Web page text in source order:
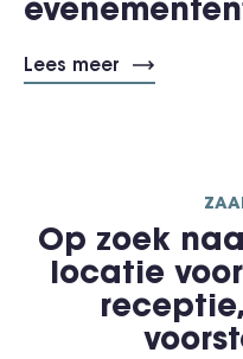
Lees meer
Op zoek
locatie